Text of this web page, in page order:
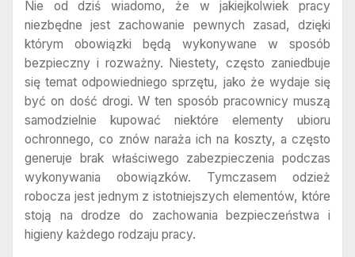
Nie od dziś wiadomo, że w jakiejkolwiek pracy
niezbędne jest zachowanie pewnych zasad, dzięki
którym obowiązki będą wykonywane w sposób
bezpieczny i rozważny. Niestety, często zaniedbuje
się temat odpowiedniego sprzętu, jako że wydaje się
być on dość drogi. W ten sposób pracownicy muszą
samodzielnie kupować niektóre elementy ubioru
ochronnego, co znów naraża ich na koszty, a często
generuje brak właściwego zabezpieczenia podczas
wykonywania obowiązków. Tymczasem odzież
robocza jest jednym z istotniejszych elementów, które
stoją na drodze do zachowania bezpieczeństwa i
higieny każdego rodzaju pracy.